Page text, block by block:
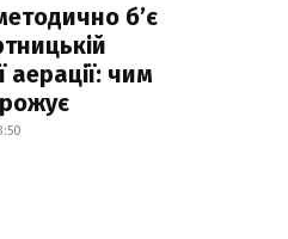
б’є
аерації: чим